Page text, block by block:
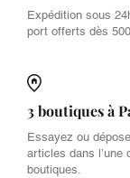
Expédition sous
port offerts dès
3 boutiques à
Essayez ou
articles dans l’une
boutiques.